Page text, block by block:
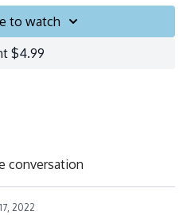
to watch
$4.99
conversation
2022